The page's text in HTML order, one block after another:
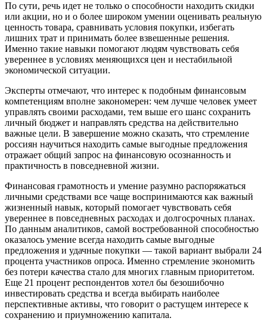
По сути, речь идет не только о способности находить скидки
или акции, но и о более широком умении оценивать реальную
ценность товара, сравнивать условия покупки, избегать
лишних трат и принимать более взвешенные решения.
Именно такие навыки помогают людям чувствовать себя
увереннее в условиях меняющихся цен и нестабильной
экономической ситуации.
Эксперты отмечают, что интерес к подобным финансовым
компетенциям вполне закономерен: чем лучше человек умеет
управлять своими расходами, тем выше его шанс сохранить
личный бюджет и направлять средства на действительно
важные цели. В завершение можно сказать, что стремление
россиян научиться находить самые выгодные предложения
отражает общий запрос на финансовую осознанность и
практичность в повседневной жизни.
Финансовая грамотность и умение разумно распоряжаться
личными средствами все чаще воспринимаются как важный
жизненный навык, который помогает чувствовать себя
увереннее в повседневных расходах и долгосрочных планах.
По данным аналитиков, самой востребованной способностью
оказалось умение всегда находить самые выгодные
предложения и удачные покупки — такой вариант выбрали 24
процента участников опроса. Именно стремление экономить
без потери качества стало для многих главным приоритетом.
Еще 21 процент респондентов хотел бы безошибочно
инвестировать средства и всегда выбирать наиболее
перспективные активы, что говорит о растущем интересе к
сохранению и приумножению капитала.